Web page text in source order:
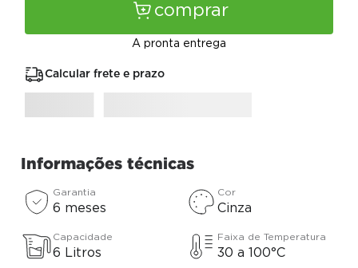
comprar
A pronta entrega
Calcular frete e prazo
Informações técnicas
Garantia
6 meses
Cor
Cinza
Capacidade
6 Litros
Faixa de Temperatura
30 a 100°C